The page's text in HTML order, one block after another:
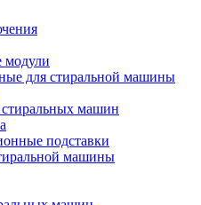
модули
для стиральной машины
машин
подставки
машины